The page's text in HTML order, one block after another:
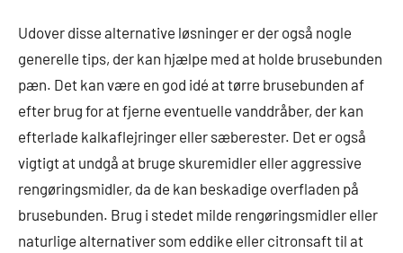
Udover disse alternative løsninger er der også nogle
generelle tips, der kan hjælpe med at holde brusebunden
pæn. Det kan være en god idé at tørre brusebunden af
efter brug for at fjerne eventuelle vanddråber, der kan
efterlade kalkaflejringer eller sæberester. Det er også
vigtigt at undgå at bruge skuremidler eller aggressive
rengøringsmidler, da de kan beskadige overfladen på
brusebunden. Brug i stedet milde rengøringsmidler eller
naturlige alternativer som eddike eller citronsaft til at